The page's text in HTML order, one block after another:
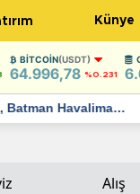
Künye
BITCOIN(USDT)
64.996,78 %0.231
Havalimanı
açıklamalarda
Alış